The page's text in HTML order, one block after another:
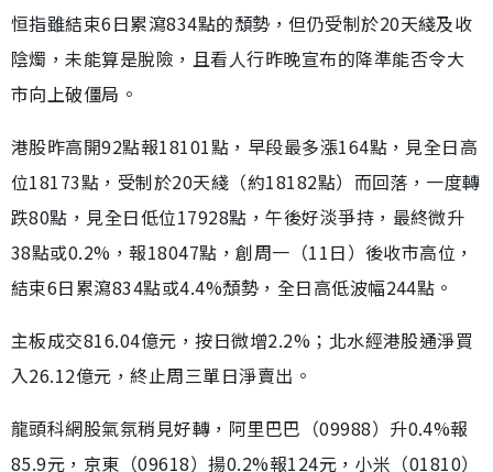
恒指雖結束6日累瀉834點的頹勢，但仍受制於20天綫及收
陰燭，未能算是脫險，且看人行昨晚宣布的降準能否令大
市向上破僵局。
港股昨高開92點報18101點，早段最多漲164點，見全日高
位18173點，受制於20天綫（約18182點）而回落，一度轉
跌80點，見全日低位17928點，午後好淡爭持，最終微升
38點或0.2%，報18047點，創周一（11日）後收市高位，
結束6日累瀉834點或4.4%頹勢，全日高低波幅244點。
主板成交816.04億元，按日微增2.2%；北水經港股通淨買
入26.12億元，終止周三單日淨賣出。
龍頭科網股氣氛稍見好轉，阿里巴巴（09988）升0.4%報
85.9元，京東（09618）揚0.2%報124元，小米（01810）